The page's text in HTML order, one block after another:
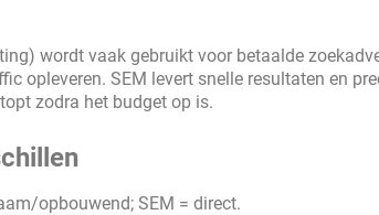
wordt vaak gebruikt voor betaalde
opleveren. SEM levert snelle resultaten en
zodra het budget op is.
opbouwend; SEM = direct.